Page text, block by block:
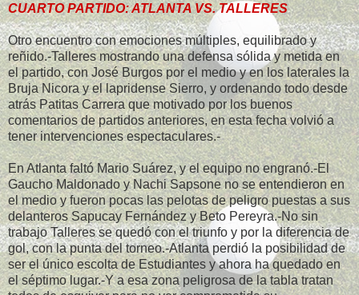
CUARTO PARTIDO: ATLANTA VS. TALLERES
Otro encuentro con emociones múltiples, equilibrado y
reñido.-Talleres mostrando una defensa sólida y metida en
el partido, con José Burgos por el medio y en los laterales la
Bruja Nicora y el lapridense Sierro, y ordenando todo desde
atrás Patitas Carrera que motivado por los buenos
comentarios de partidos anteriores, en esta fecha volvió a
tener intervenciones espectaculares.-
En Atlanta faltó Mario Suárez, y el equipo no engranó.-El
Gaucho Maldonado y Nachi Sapsone no se entendieron en
el medio y fueron pocas las pelotas de peligro puestas a sus
delanteros Sapucay Fernández y Beto Pereyra.-No sin
trabajo Talleres se quedó con el triunfo y por la diferencia de
gol, con la punta del torneo.-Atlanta perdió la posibilidad de
ser el único escolta de Estudiantes y ahora ha quedado en
el séptimo lugar.-Y a esa zona peligrosa de la tabla tratan